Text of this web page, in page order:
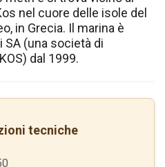
nel cuore delle isole del
in Grecia. Il marina è
SA (una società di
dal 1999.
tecniche